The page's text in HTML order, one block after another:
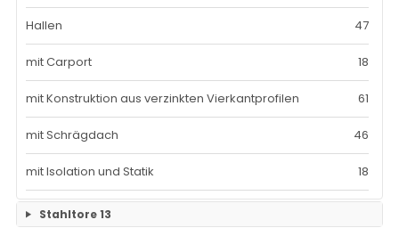
Hallen 47
mit Carport 18
mit Konstruktion aus verzinkten Vierkantprofilen 61
mit Schrägdach 46
mit Isolation und Statik 18
Stahltore13